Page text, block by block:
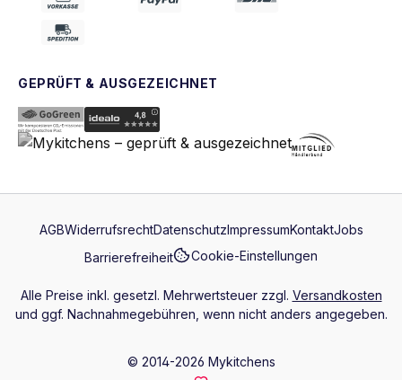
GEPRÜFT & AUSGEZEICHNET
AGBWiderrufsrechtDatenschutzImpressumKontaktJobs
Barrierefreiheit
Cookie-Einstellungen
Alle Preise inkl. gesetzl. Mehrwertsteuer zzgl. Versandkosten
und ggf. Nachnahmegebühren, wenn nicht anders angegeben.
© 2014-2026 Mykitchens